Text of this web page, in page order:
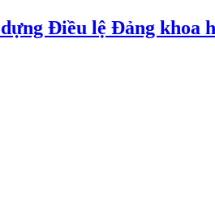
Điều lệ Đảng khoa